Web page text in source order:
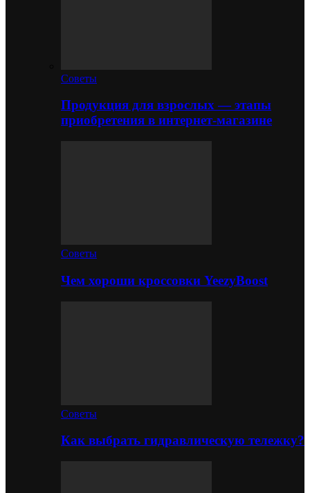
Советы
Продукция для взрослых — этапы
приобретения в интернет-магазине
Советы
Чем хороши кроссовки YeezyBoost
Советы
Как выбрать гидравлическую тележку?